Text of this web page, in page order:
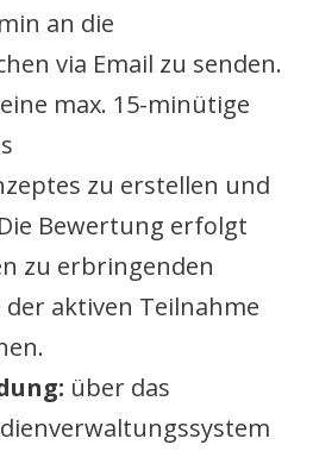
an die
via Email zu senden.
max. 15-minütige
zu erstellen und
Bewertung erfolgt
zu erbringenden
aktiven Teilnahme
über das